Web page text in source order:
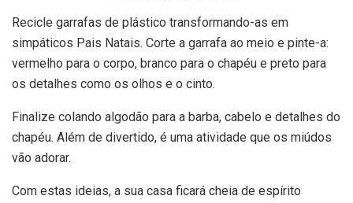
Recicle garrafas de plástico transformando-as em
simpáticos Pais Natais. Corte a garrafa ao meio e pinte-a:
vermelho para o corpo, branco para o chapéu e preto para
os detalhes como os olhos e o cinto.
Finalize colando algodão para a barba, cabelo e detalhes do
chapéu. Além de divertido, é uma atividade que os miúdos
vão adorar.
Com estas ideias, a sua casa ficará cheia de espírito